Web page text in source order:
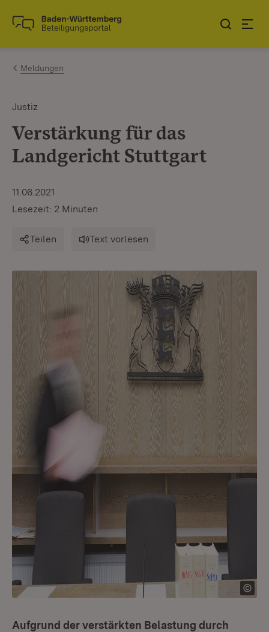
Zum Inhalt springen
Link zur Startseite
Meldungen
Justiz
Verstärkung für das
Landgericht Stuttgart
11.06.2021
Lesezeit: 2 Minuten
Teilen Text vorlesen
Aufgrund der verstärkten Belastung durch